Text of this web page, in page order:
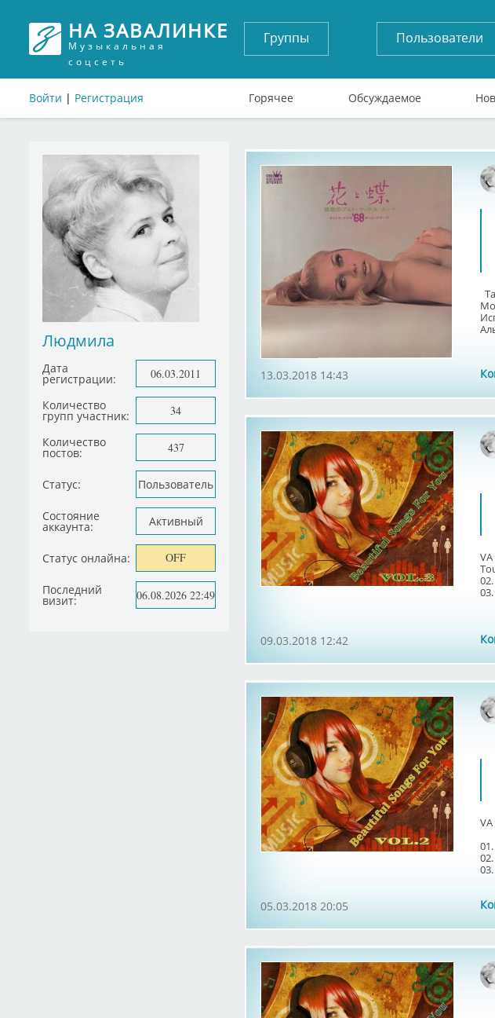
НА ЗАВАЛИНКЕ
Музыкальная
соцсеть
Войти | Регистрация
Группы Пользователи
Горячее Обсуждаемое
Людмила
Дата
регистрации: 06.03.2011
Количество
групп участник: 34
Количество
постов: 437
Статус: Пользователь
Состояние
аккаунта: Активный
Статус онлайна: OFF
Последний
визит: 06.08.2026 22:49
13.03.2018 14:43
09.03.2018 12:42
05.03.2018 20:05